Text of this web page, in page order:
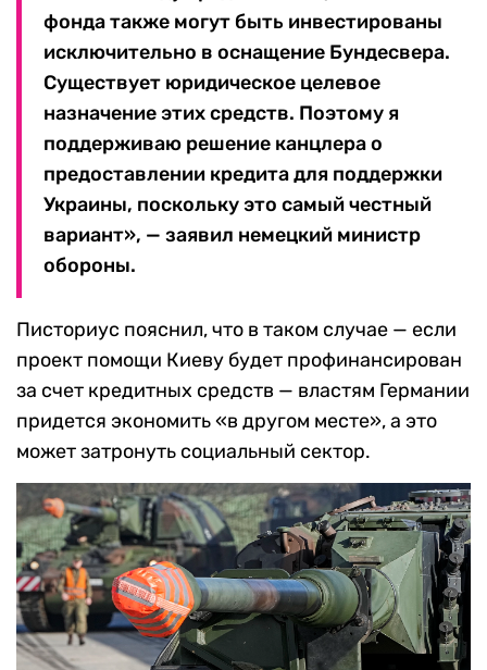
фонда также могут быть инвестированы
исключительно в оснащение Бундесвера.
Существует юридическое целевое
назначение этих средств. Поэтому я
поддерживаю решение канцлера о
предоставлении кредита для поддержки
Украины, поскольку это самый честный
вариант», — заявил немецкий министр
обороны.
Писториус пояснил, что в таком случае — если
проект помощи Киеву будет профинансирован
за счет кредитных средств — властям Германии
придется экономить «в другом месте», а это
может затронуть социальный сектор.